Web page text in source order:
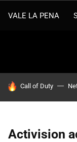
VALE LA PENA
HOY SE HABLA DE
Call of Duty
Activision